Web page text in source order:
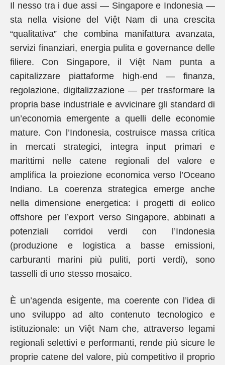
Il nesso tra i due assi — Singapore e Indonesia —
sta nella visione del Việt Nam di una crescita
“qualitativa” che combina manifattura avanzata,
servizi finanziari, energia pulita e governance delle
filiere. Con Singapore, il Việt Nam punta a
capitalizzare piattaforme high-end — finanza,
regolazione, digitalizzazione — per trasformare la
propria base industriale e avvicinare gli standard di
un’economia emergente a quelli delle economie
mature. Con l’Indonesia, costruisce massa critica
in mercati strategici, integra input primari e
marittimi nelle catene regionali del valore e
amplifica la proiezione economica verso l’Oceano
Indiano. La coerenza strategica emerge anche
nella dimensione energetica: i progetti di eolico
offshore per l’export verso Singapore, abbinati a
potenziali corridoi verdi con l’Indonesia
(produzione e logistica a basse emissioni,
carburanti marini più puliti, porti verdi), sono
tasselli di uno stesso mosaico.
È un’agenda esigente, ma coerente con l’idea di
uno sviluppo ad alto contenuto tecnologico e
istituzionale: un Việt Nam che, attraverso legami
regionali selettivi e performanti, rende più sicure le
proprie catene del valore, più competitivo il proprio